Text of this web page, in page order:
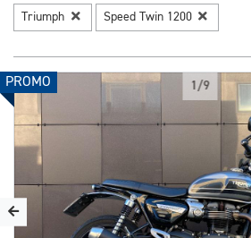
Triumph Speed Twin 1200
PROMO 1/9